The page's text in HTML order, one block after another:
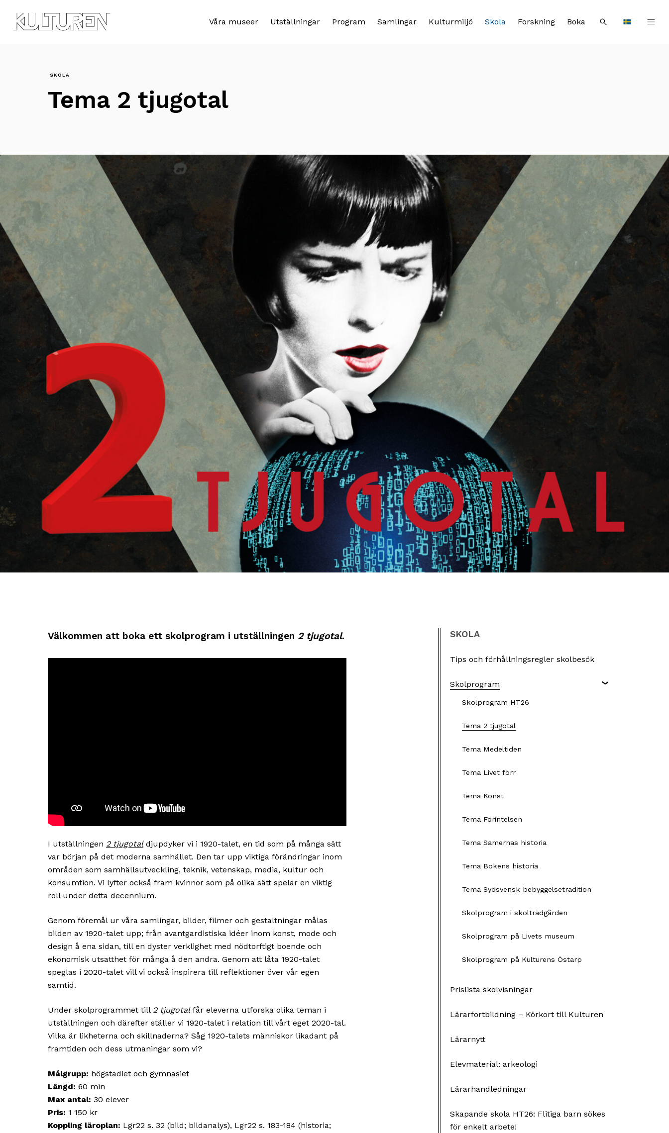
navigationen
innehållet
Languages
Våra museer Utställningar Program Samlingar Kulturmiljö Skola Forskning Boka
Sök
efter:
Sök
SKOLA
Tema 2 tjugotal
Välkommen att boka ett skolprogram i utställningen 2 tjugotal.
I utställningen 2 tjugotaldjupdyker vi i 1920-talet, en tid som på många sätt
var början på det moderna samhället. Den tar upp viktiga förändringar inom
områden som samhällsutveckling, teknik, vetenskap, media, kultur och
konsumtion. Vi lyfter också fram kvinnor som på olika sätt spelar en viktig
roll under detta decennium.
Genom föremål ur våra samlingar, bilder, filmer och gestaltningar målas
bilden av 1920-talet upp; från avantgardistiska idéer inom konst, mode och
design å ena sidan, till en dyster verklighet med nödtorftigt boende och
ekonomisk utsatthet för många å den andra. Genom att låta 1920-talet
speglas i 2020-talet vill vi också inspirera till reflektioner över vår egen
samtid.
Under skolprogrammet till 2 tjugotalfår eleverna utforska olika teman i
utställningen och därefter ställer vi 1920-talet i relation till vårt eget 2020-tal.
Vilka är likheterna och skillnaderna? Såg 1920-talets människor likadant på
framtiden och dess utmaningar som vi?
Målgrupp: högstadiet och gymnasiet
Längd: 60 min
Max antal: 30 elever
Pris: 1 150 kr
Koppling läroplan: Lgr22 s. 32 (bild; bildanalys), Lgr22 s. 183-184 (historia;
SKOLA
Tips och förhållningsregler skolbesök
Skolprogram
Skolprogram HT26
Tema 2 tjugotal
Tema Medeltiden
Tema Livet förr
Tema Konst
Tema Förintelsen
Tema Samernas historia
Tema Bokens historia
Tema Sydsvensk bebyggelsetradition
Skolprogram i skolträdgården
Skolprogram på Livets museum
Skolprogram på Kulturens Östarp
Prislista skolvisningar
Lärarfortbildning – Körkort till Kulturen
Lärarnytt
Elevmaterial: arkeologi
Lärarhandledningar
Skapande skola HT26: Flitiga barn sökes
för enkelt arbete!